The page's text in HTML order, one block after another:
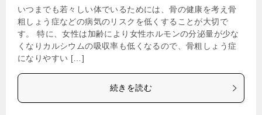
いつまでも若々しい体でいるためには、骨の健康を考え骨
粗しょう症などの病気のリスクを低くすることが大切で
す。 特に、女性は加齢により女性ホルモンの分泌量が少な
くなりカルシウムの吸収率も低くなるので、骨粗しょう症
になりやすい […]
続きを読む